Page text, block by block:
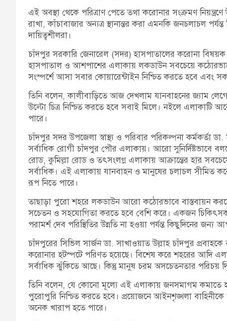
এই অবস্থা থেকে পরিত্রাণ পেতে তথা করোনার সংক্রমণ
রাখা, কাঁচাবাজার অন্যত্র স্থানান্তর করা এমনকি জনচলাচল
দায়িত্বশীলরা।
চাঁদপুর সরকারি জেনারেল (সদর) হাসপাতালের করোনা
হাসপাতাল ও আশপাশের এলাকায় লকডাউন সবচেয়ে
সংস্পর্শে আসা সবার কোয়ারেন্টাইন নিশ্চিত করতে হবে এবং
তিনি বলেন, কালীবাড়িতে আজ দেখলাম যানবাহনের জ্যাম
উল্টো চিত্র নিশ্চিত করতে হবে সবাই মিলে। নইলে এলাকাটি
পারে।
চাঁদপুর সদর উপজেলা স্বাস্থ্য ও পরিবার পরিকল্পনা কর্মকর্তা
সর্বাধিক রোগী চাঁদপুর পৌর এলাকায়। আরো সুনির্দিষ্টভাবে
রোড, কুমিল্লা রোড ও তৎসংলগ্ন এলাকায় আক্রান্তের হার
সর্বাধিক। এই এলাকায় যানবাহন ও মানুষের চলাচল সীমিত
রূপ নিতে পারে।
তাছাড়া পুরো শহরে লকডাউন আরো কঠোরভাবে বাস্তবায়ন
সচেতন ও সহযোগিতা করতে হবে বেশি করে। একজন
পরামর্শ দেব পরিস্থিতির উন্নতি না হওয়া পর্যন্ত কিছুদিনের জন্য
চাঁদপুরের সিভিল সার্জন ডা. সাখাওয়াত উল্লাহ চাঁদপুর
করোনার হটস্পটে পরিণত হয়েছে। বিশেষ করে শহরের আদি
সর্বাধিক ঝুঁকিতে আছে। কিন্তু মানুষ চরম অসচেতনতার পরিচয়
তিনি বলেন, যে কোনো মূল্যে এই এলাকায় জনসমাগম কমাতে
পুরোপুরি নিশ্চিত করতে হবে। প্রয়োজনে আইনশৃঙ্খলা
অনেক খারাপ হতে পারে।